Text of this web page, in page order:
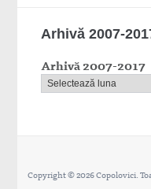
Arhivă 2007-
Arhivă 2007-2017
Copyright © 2026 Copolovici.